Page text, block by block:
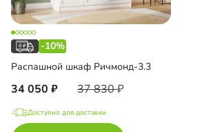
-10%
Распашной шкаф Ричмонд-3.3
34 050 37 830
Доступно для доставки